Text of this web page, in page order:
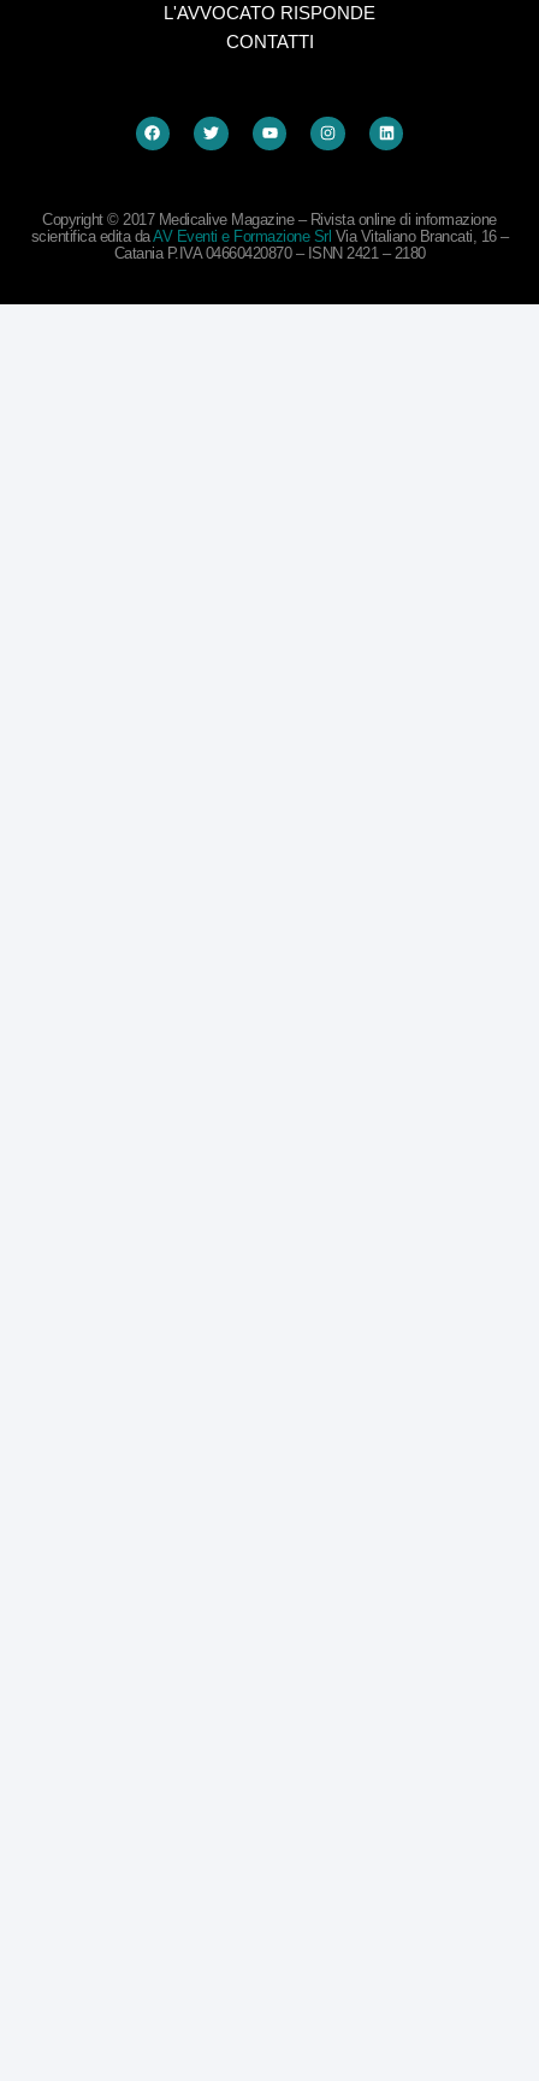
L'AVVOCATO RISPONDE
CONTATTI
Copyright © 2017 Medicalive Magazine – Rivista online di informazione
scientifica edita daAV Eventi e Formazione Srl Via Vitaliano Brancati, 16 –
Catania P.IVA 04660420870 – ISNN 2421 – 2180